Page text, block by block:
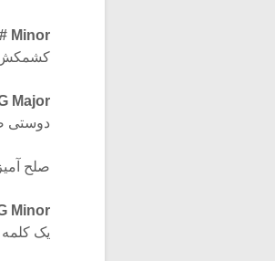
Minor :
کشمکش
Major :
دوستی
صلح
Minor :
یک